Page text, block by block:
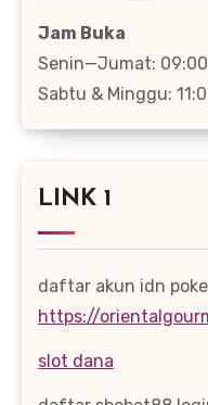
Jam Buka
Senin—Jumat:
Sabtu & Minggu:
LINK 1
daftar akun idn
https://
slot dana